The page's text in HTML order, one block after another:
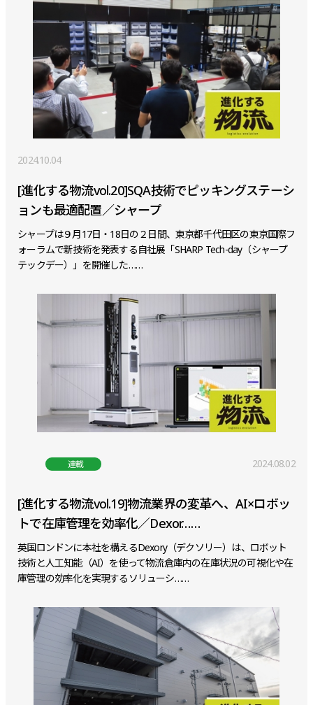
2024.10.04
[進化する物流vol.20]SQA技術でピッキングステーシ
ョンも最適配置／シャープ
シャープは９月17日・18日の２日間、東京都千代田区の東京国際フ
ォーラムで新技術を発表する自社展「SHARP Tech-day（シャープ
テックデー）」を開催した……
連載 2024.08.02
[進化する物流vol.19]物流業界の変革へ、AI×ロボッ
トで在庫管理を効率化／Dexor……
英国ロンドンに本社を構えるDexory（デクソリー）は、ロボット
技術と人工知能（AI）を使って物流倉庫内の在庫状況の可視化や在
庫管理の効率化を実現するソリューシ……